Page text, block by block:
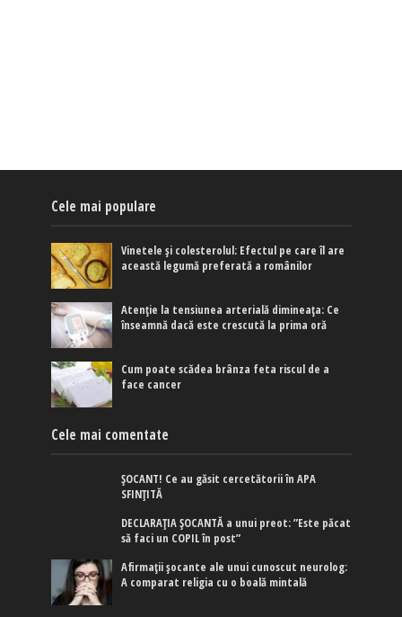
Cele mai populare
Vinetele și colesterolul: Efectul pe care îl are
această legumă preferată a românilor
Atenție la tensiunea arterială dimineața: Ce
înseamnă dacă este crescută la prima oră
Cum poate scădea brânza feta riscul de a
face cancer
Cele mai comentate
ȘOCANT! Ce au găsit cercetătorii în APA
SFINȚITĂ
DECLARAȚIA ȘOCANTĂ a unui preot: ”Este păcat
să faci un COPIL în post”
Afirmaţii şocante ale unui cunoscut neurolog:
A comparat religia cu o boală mintală